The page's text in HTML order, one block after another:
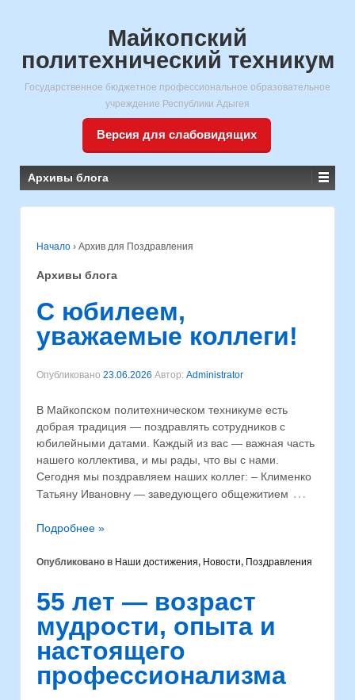
Майкопский
политехнический техникум
Государственное бюджетное профессиональное образовательное
учреждение Республики Адыгея
Версия для слабовидящих
Архивы блога
Начало › Архив для Поздравления
Архивы блога
С юбилеем,
уважаемые коллеги!
Опубликовано 23.06.2026 Автор: Administrator
В Майкопском политехническом техникуме есть
добрая традиция — поздравлять сотрудников с
юбилейными датами. Каждый из вас — важная часть
нашего коллектива, и мы рады, что вы с нами.
Сегодня мы поздравляем наших коллег: – Клименко
Татьяну Ивановну — заведующего общежитием …
Подробнее »
Опубликовано в Наши достижения, Новости, Поздравления
55 лет — возраст
мудрости, опыта и
настоящего
профессионализма